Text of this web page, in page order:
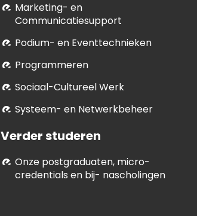
Marketing- en
Communicatiesupport
Podium- en Eventtechnieken
Programmeren
Soci­aal-Cul­tureel Werk
Systeem- en Netwerkbeheer
Verder studeren
Onze postgraduaten, micro-
credentials en bij- nascholingen